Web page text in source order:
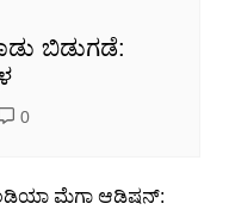
ಬಿಡುಗಡೆ:
0